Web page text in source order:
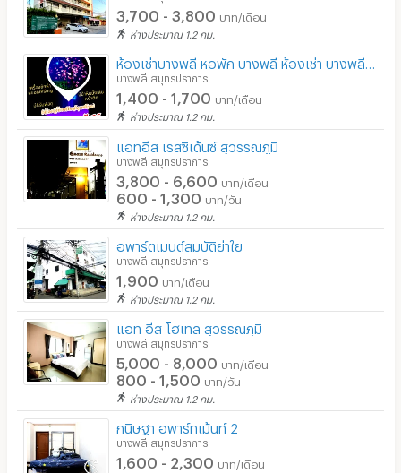
3,700 - 3,800 บาท/เดือน
ห่างประมาณ 1.2 กม.
บางพลี สมุทรปราการ
1,400 - 1,700 บาท/เดือน
ห่างประมาณ 1.2 กม.
แอทอีส เรสซิเด้นซ์ สุวรรณภูมิ
บางพลี สมุทรปราการ
3,800 - 6,600 บาท/เดือน
600 - 1,300 บาท/วัน
ห่างประมาณ 1.2 กม.
อพาร์ตเมนต์สมบัติย่าใย
บางพลี สมุทรปราการ
1,900 บาท/เดือน
ห่างประมาณ 1.2 กม.
แอท อีส โฮเทล สุวรรณภฺมิ
บางพลี สมุทรปราการ
5,000 - 8,000 บาท/เดือน
800 - 1,500 บาท/วัน
ห่างประมาณ 1.2 กม.
กนิษฐา อพาร์ทเม้นท์ 2
บางพลี สมุทรปราการ
1,600 - 2,300 บาท/เดือน